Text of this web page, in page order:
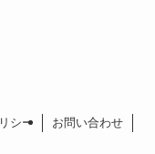
シー お問い合わせ